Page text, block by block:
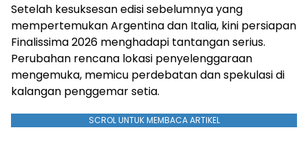
Setelah kesuksesan edisi sebelumnya yang
mempertemukan Argentina dan Italia, kini persiapan
Finalissima 2026 menghadapi tantangan serius.
Perubahan rencana lokasi penyelenggaraan
mengemuka, memicu perdebatan dan spekulasi di
kalangan penggemar setia.
SCROL UNTUK MEMBACA ARTIKEL